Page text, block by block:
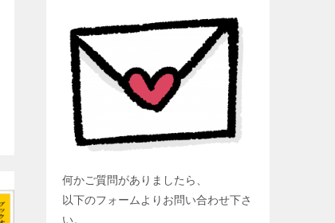
何かご質問がありましたら、
以下のフォームよりお問い合わせ下さ
い。